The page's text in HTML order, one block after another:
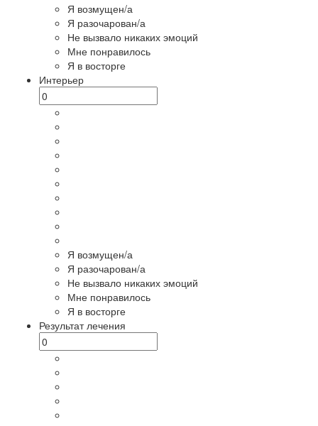
Я возмущен/а
Я разочарован/а
Не вызвало никаких эмоций
Мне понравилось
Я в восторге
Интерьер
Я возмущен/а
Я разочарован/а
Не вызвало никаких эмоций
Мне понравилось
Я в восторге
Результат лечения